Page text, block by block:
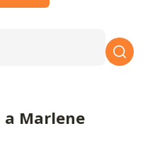
a Marlene